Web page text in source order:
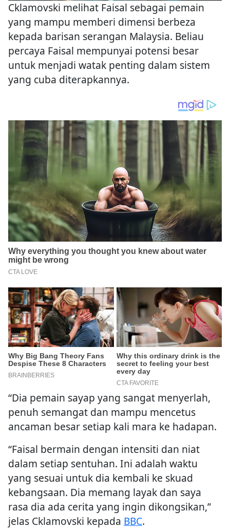
Cklamovski melihat Faisal sebagai pemain
yang mampu memberi dimensi berbeza
kepada barisan serangan Malaysia. Beliau
percaya Faisal mempunyai potensi besar
untuk menjadi watak penting dalam sistem
yang cuba diterapkannya.
“Dia pemain sayap yang sangat menyerlah,
penuh semangat dan mampu mencetus
ancaman besar setiap kali mara ke hadapan.
“Faisal bermain dengan intensiti dan niat
dalam setiap sentuhan. Ini adalah waktu
yang sesuai untuk dia kembali ke skuad
kebangsaan. Dia memang layak dan saya
rasa dia ada cerita yang ingin dikongsikan,”
jelas Cklamovski kepada BBC.